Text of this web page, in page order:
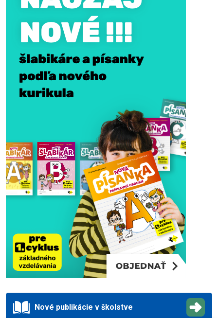
Nové publikácie v školstve